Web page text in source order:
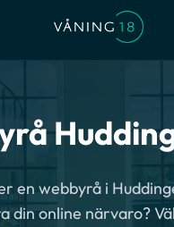
en webbyrå i
din online närvaro?